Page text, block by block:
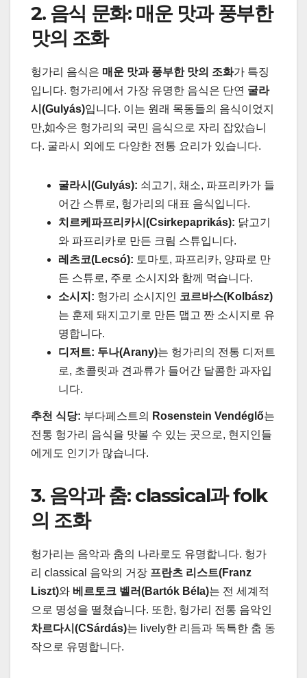
2. 음식 문화: 매운 맛과 풍부한
맛의 조화
헝가리 음식은 매운 맛과 풍부한 맛의 조화가 특징
입니다. 헝가리에서 가장 유명한 음식은 단연 굴라
시(Gulyás)입니다. 이는 원래 목동들의 음식이었지
만,如今은 헝가리의 국민 음식으로 자리 잡았습니
다. 굴라시 외에도 다양한 전통 요리가 있습니다.
굴라시(Gulyás): 쇠고기, 채소, 파프리카가 들
어간 스튜로, 헝가리의 대표 음식입니다.
치르케파프리카시(Csirkepaprikás): 닭고기
와 파프리카로 만든 크림 스튜입니다.
레츠코(Lecsó): 토마토, 파프리카, 양파로 만
든 스튜로, 주로 소시지와 함께 먹습니다.
소시지: 헝가리 소시지인 코르바스(Kolbász)
는 훈제 돼지고기로 만든 맵고 짠 소시지로 유
명합니다.
디저트: 두나(Arany)는 헝가리의 전통 디저트
로, 초콜릿과 견과류가 들어간 달콤한 과자입
니다.
추천 식당: 부다페스트의 Rosenstein Vendéglő는
전통 헝가리 음식을 맛볼 수 있는 곳으로, 현지인들
에게도 인기가 많습니다.
3. 음악과 춤: classical과 folk
의 조화
헝가리는 음악과 춤의 나라로도 유명합니다. 헝가
리 classical 음악의 거장 프란츠 리스트(Franz
Liszt)와 베르토크 벨러(Bartók Béla)는 전 세계적
으로 명성을 떨쳤습니다. 또한, 헝가리 전통 음악인
차르다시(CSárdás)는 lively한 리듬과 독특한 춤 동
작으로 유명합니다.